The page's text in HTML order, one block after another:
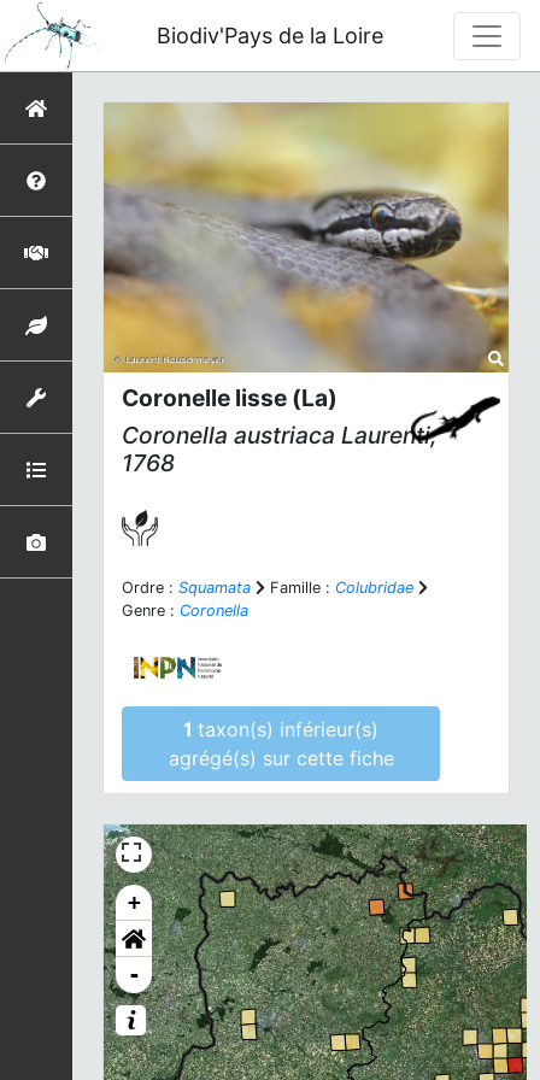
Biodiv'Pays de la Loire
Coronelle lisse (La)
Coronella austriaca Laurenti,
1768
Ordre : Squamata Famille : Colubridae
Genre : Coronella
1taxon(s) inférieur(s)
agrégé(s) sur cette fiche
+
-